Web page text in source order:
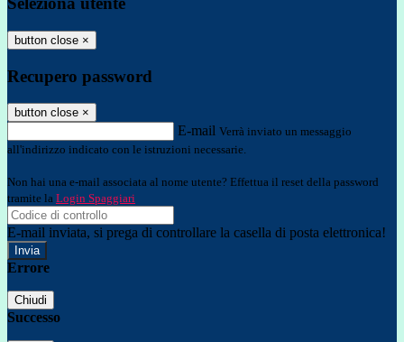
button close ×
Recupero password
button close ×
E-mail Verrà inviato un messaggio
all'indirizzo indicato con le istruzioni necessarie.
Non hai una e-mail associata al nome utente? Effettua il reset della password
tramite la Login Spaggiari
E-mail inviata, si prega di controllare la casella di posta elettronica!
Errore
Chiudi
Successo